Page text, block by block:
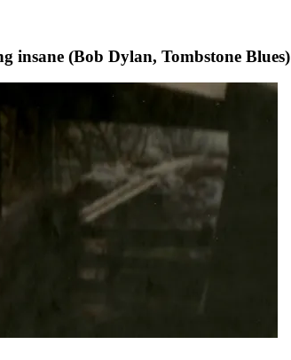
insane (Bob Dylan, Tombstone Blues)